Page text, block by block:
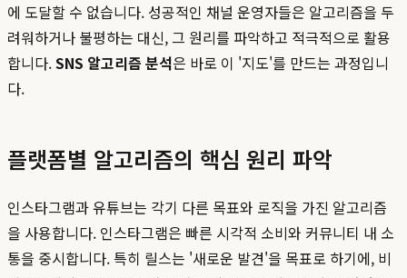
에 도달할 수 없습니다. 성공적인 채널 운영자들은 알고리즘을 두
려워하거나 불평하는 대신, 그 원리를 파악하고 적극적으로 활용
합니다.SNS 알고리즘 분석은 바로 이 '지도'를 만드는 과정입니
다.
플랫폼별 알고리즘의 핵심 원리 파악
인스타그램과 유튜브는 각기 다른 목표와 로직을 가진 알고리즘
을 사용합니다. 인스타그램은 빠른 시각적 소비와 커뮤니티 내 소
통을 중시합니다. 특히 릴스는 '새로운 발견'을 목표로 하기에, 비